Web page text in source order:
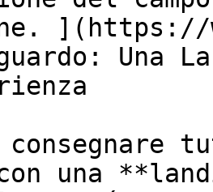
](https://
Una
consegnare
una